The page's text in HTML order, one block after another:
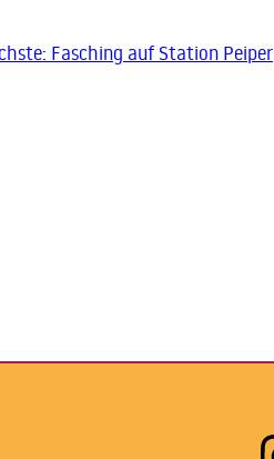
Fasching auf Station Peiper